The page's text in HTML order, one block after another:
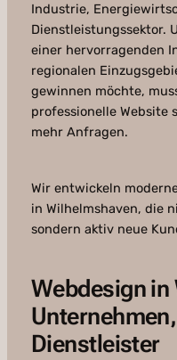
Industrie,
Dienstleistungssektor.
einer hervorragenden
regionalen
gewinnen möchte,
professionelle
mehr Anfragen.
Wir entwickeln
in Wilhelmshaven, die
sondern aktiv neue
Webdesign
Dienstleister